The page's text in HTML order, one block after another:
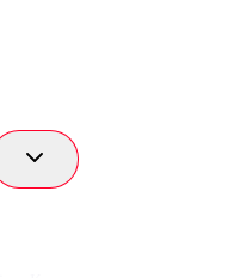
Przełącz
podrzędne